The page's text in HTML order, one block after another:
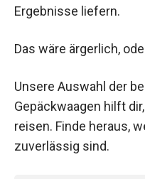
Ergebnisse liefern.
Das wäre ärgerlich,
Unsere Auswahl der
Gepäckwaagen hilft
reisen. Finde heraus,
zuverlässig sind.